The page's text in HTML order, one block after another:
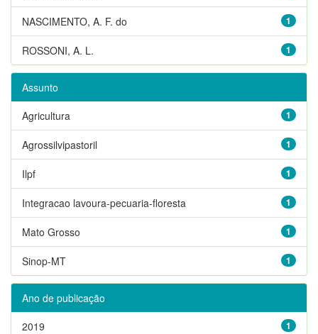
1
NASCIMENTO, A. F. do
1
ROSSONI, A. L.
Assunto
1
Agricultura
1
Agrossilvipastoril
1
Ilpf
1
Integracao lavoura-pecuaria-floresta
1
Mato Grosso
1
Sinop-MT
Ano de publicação
1
2019